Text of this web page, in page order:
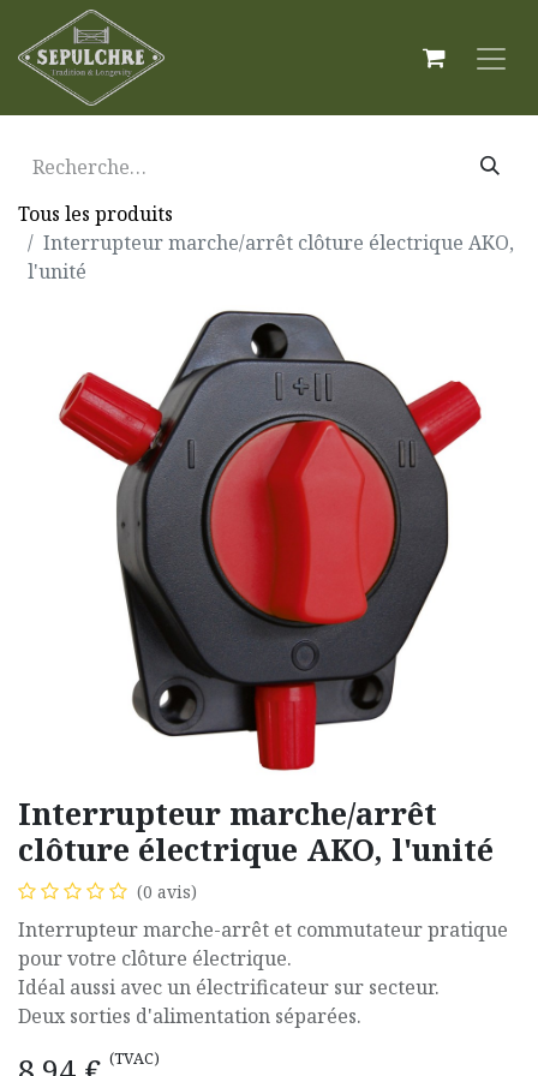
Tous les produits
Interrupteur marche/arrêt clôture électrique AKO,
l'unité
Interrupteur marche/arrêt
clôture électrique AKO, l'unité
(0 avis)
Interrupteur marche-arrêt et commutateur pratique
pour votre clôture électrique.
Idéal aussi avec un électrificateur sur secteur.
Deux sorties d'alimentation séparées.
(TVAC)